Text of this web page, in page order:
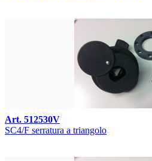
Art. 512530V
SC4/F serratura a triangolo